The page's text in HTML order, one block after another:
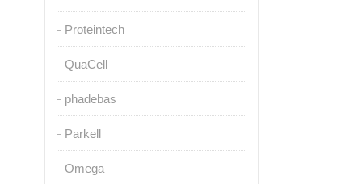
Proteintech
QuaCell
phadebas
Parkell
Omega